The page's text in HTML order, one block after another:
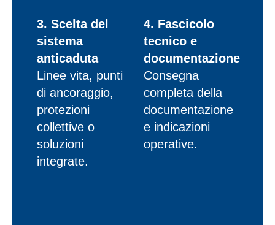
4. Fascicolo
tecnico e
documentazione
Consegna
completa della
documentazione
e indicazioni
operative.
3. Scelta del
sistema
anticaduta
Linee vita, punti
di ancoraggio,
protezioni
collettive o
soluzioni
integrate.